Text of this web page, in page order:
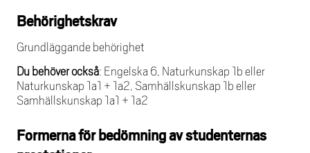
Behörighetskrav
Grundläggande behörighet
Du behöver också: Engelska 6, Naturkunskap 1b eller
Naturkunskap 1a1 + 1a2, Samhällskunskap 1b eller
Samhällskunskap 1a1 + 1a2
Formerna för bedömning av studenternas